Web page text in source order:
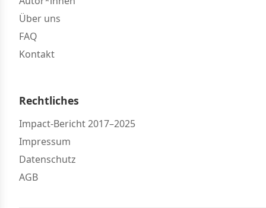
Über uns
FAQ
Kontakt
Rechtliches
Impact-Bericht 2017–2025
Impressum
Datenschutz
AGB